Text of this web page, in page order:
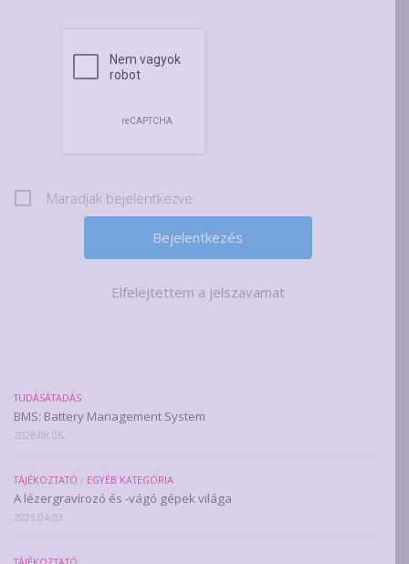
Maradjak bejelentkezve
Elfelejtettem a jelszavamat
TUDÁSÁTADÁS
BMS: Battery Management System
2026.08.06.
TÁJÉKOZTATÓ / EGYÉB KATEGÓRIA
A lézergravírozó és -vágó gépek világa
2025.04.03.